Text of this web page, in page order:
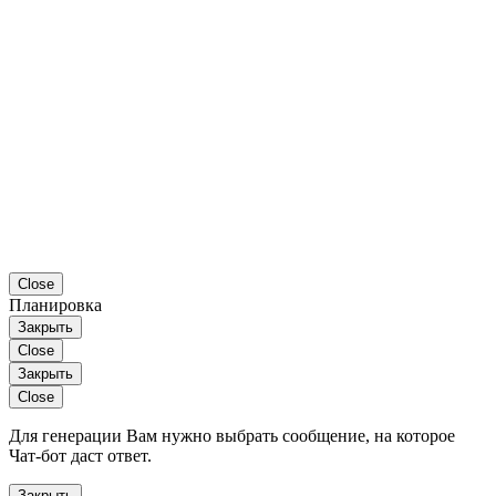
Close
Планировка
Закрыть
Close
Закрыть
Close
Для генерации Вам нужно выбрать сообщение, на которое
Чат-бот даст ответ.